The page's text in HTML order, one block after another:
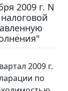
2009 г. N
2009 г.
по